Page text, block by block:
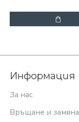
Информация
За нас
Връщане и замяна